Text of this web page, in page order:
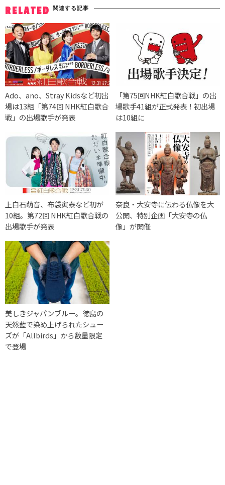
RELATED 関連する記事
Ado、ano、Stray Kidsなど初出
場は13組「第74回 NHK紅白歌合
戦」の出場歌手が発表
「第75回NHK紅白歌合戦」の出
場歌手41組が正式発表！初出場
は10組に
上白石萌音、布袋寅泰など初が
10組。第72回 NHK紅白歌合戦の
出場歌手が発表
奈良・大安寺に伝わる仏像を大
公開、特別企画「大安寺の仏
像」が開催
美しきジャパンブルー。徳島の
天然藍で染め上げられたシュー
ズが「Allbirds」から数量限定
で登場